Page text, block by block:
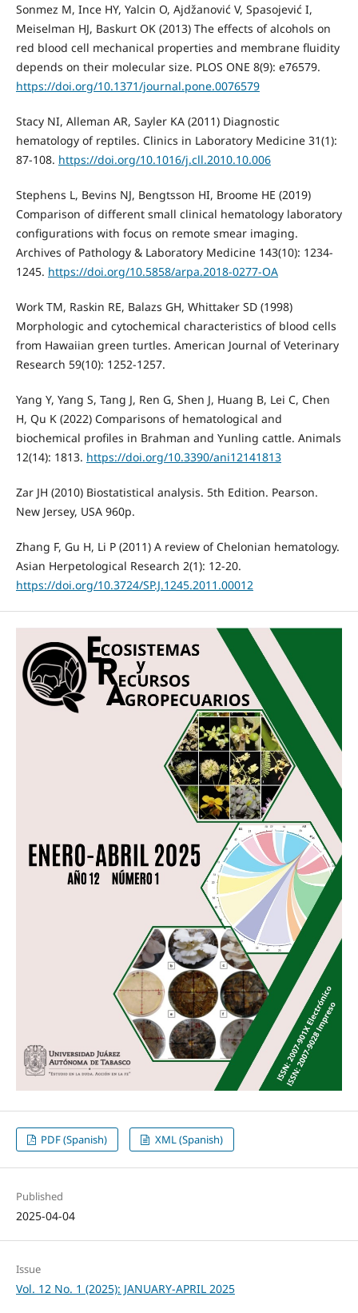
Sonmez M, Ince HY, Yalcin O, Ajdžanović V, Spasojević I,
Meiselman HJ, Baskurt OK (2013) The effects of alcohols on
red blood cell mechanical properties and membrane fluidity
depends on their molecular size. PLOS ONE 8(9): e76579.
https://doi.org/10.1371/journal.pone.0076579
Stacy NI, Alleman AR, Sayler KA (2011) Diagnostic
hematology of reptiles. Clinics in Laboratory Medicine 31(1):
87-108. https://doi.org/10.1016/j.cll.2010.10.006
Stephens L, Bevins NJ, Bengtsson HI, Broome HE (2019)
Comparison of different small clinical hematology laboratory
configurations with focus on remote smear imaging.
Archives of Pathology & Laboratory Medicine 143(10): 1234-
1245. https://doi.org/10.5858/arpa.2018-0277-OA
Work TM, Raskin RE, Balazs GH, Whittaker SD (1998)
Morphologic and cytochemical characteristics of blood cells
from Hawaiian green turtles. American Journal of Veterinary
Research 59(10): 1252-1257.
Yang Y, Yang S, Tang J, Ren G, Shen J, Huang B, Lei C, Chen
H, Qu K (2022) Comparisons of hematological and
biochemical profiles in Brahman and Yunling cattle. Animals
12(14): 1813. https://doi.org/10.3390/ani12141813
Zar JH (2010) Biostatistical analysis. 5th Edition. Pearson.
New Jersey, USA 960p.
Zhang F, Gu H, Li P (2011) A review of Chelonian hematology.
Asian Herpetological Research 2(1): 12-20.
https://doi.org/10.3724/SP.J.1245.2011.00012
PDF (Spanish) XML (Spanish)
Published
2025-04-04
Issue
Vol. 12 No. 1 (2025): JANUARY-APRIL 2025